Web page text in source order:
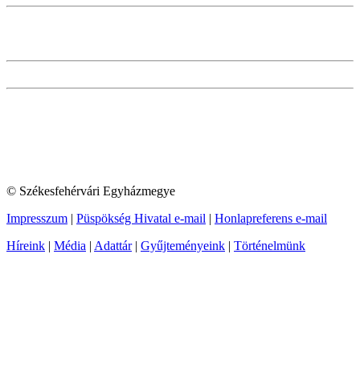
© Székesfehérvári Egyházmegye
Impresszum | Püspökség Hivatal e-mail | Honlapreferens e-mail
Híreink | Média | Adattár| Gyűjteményeink | Történelmünk